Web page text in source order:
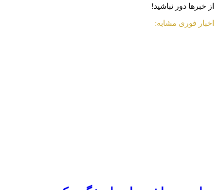
از خبرها دور نباشید!
اخبار فوری مشابه: